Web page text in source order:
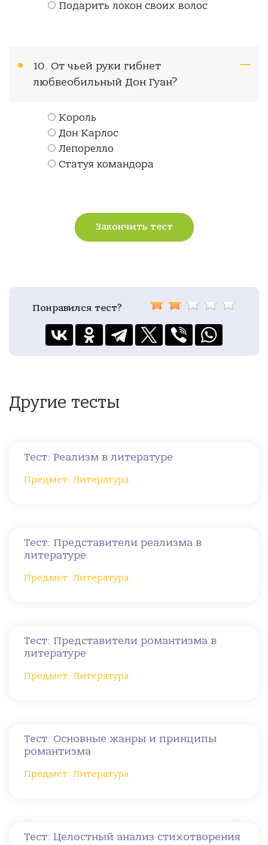
Подарить локон своих волос
10. От чьей руки гибнет
любвеобильный Дон Гуан?
Король
Дон Карлос
Лепорелло
Статуя командора
Закончить тест
Понравился тест?
Другие тесты
Тест: Реализм в литературе
Предмет: Литература
Тест: Представители реализма в
литературе
Предмет: Литература
Тест: Представители романтизма в
литературе
Предмет: Литература
Тест: Основные жанры и принципы
романтизма
Предмет: Литература
Тест: Целостный анализ стихотворения